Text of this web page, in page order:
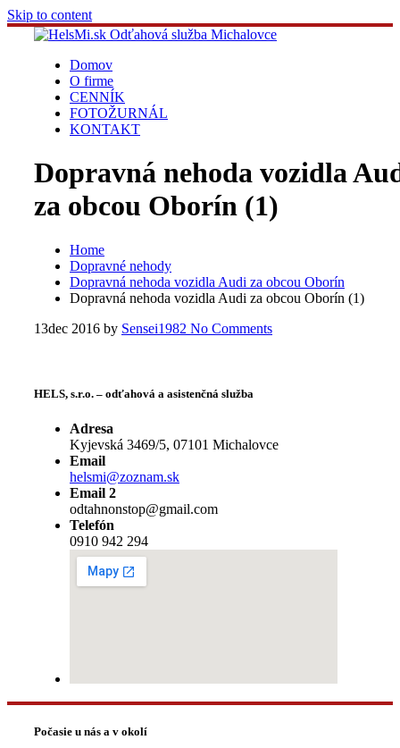
Skip to content
Domov
O firme
CENNÍK
FOTOŽURNÁL
KONTAKT
Dopravná nehoda vozidla
za obcou Oborín (1)
Home
Dopravné nehody
Dopravná nehoda vozidla Audi za obcou Oborín
Dopravná nehoda vozidla Audi za obcou Oborín (1)
13dec 2016 by Sensei1982 No Comments
HELS, s.r.o. – odťahová a asistenčná služba
Adresa
Kyjevská 3469/5, 07101 Michalovce
Email
helsmi@zoznam.sk
Email 2
odtahnonstop@gmail.com
Telefón
0910 942 294
Počasie u nás a v okolí